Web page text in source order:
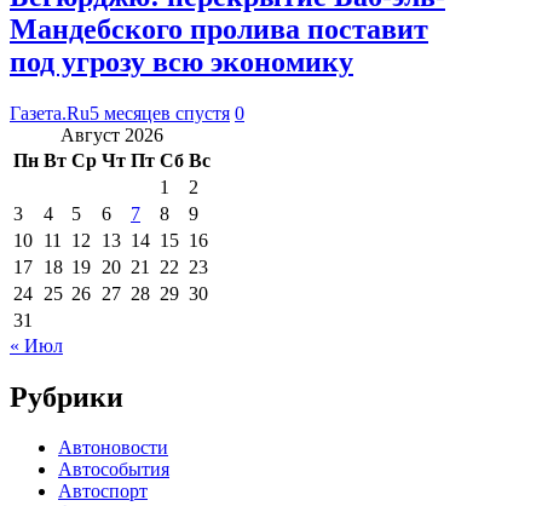
Мандебского пролива поставит
под угрозу всю экономику
Газета.Ru5 месяцев спустя 0
Август 2026
Пн Вт Ср Чт Пт Сб Вс
1
2
3
4 5 6 7 8
9
10 11 12 13 14 15 16
17 18 19 20 21 22 23
24 25 26 27 28 29 30
31
« Июл
Рубрики
Автоновости
Автособытия
Автоспорт